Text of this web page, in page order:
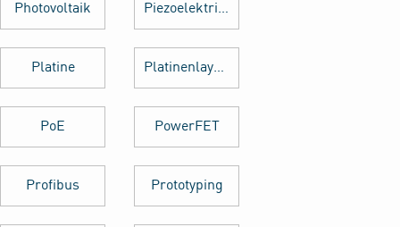
Photovoltaik Piezoelektrischer Sensor
Platine Platinenlayout
PoE PowerFET
Profibus Prototyping